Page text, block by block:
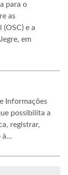
para o
as
(OSC) e a
em
Informações
possibilita a
registrar,